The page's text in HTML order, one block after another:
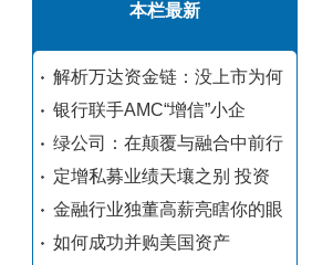
本栏最新
解析万达资金链：没上市为何
银行联手AMC“增信”小企
绿公司：在颠覆与融合中前行
定增私募业绩天壤之别 投资
金融行业独董高薪亮瞎你的眼
如何成功并购美国资产